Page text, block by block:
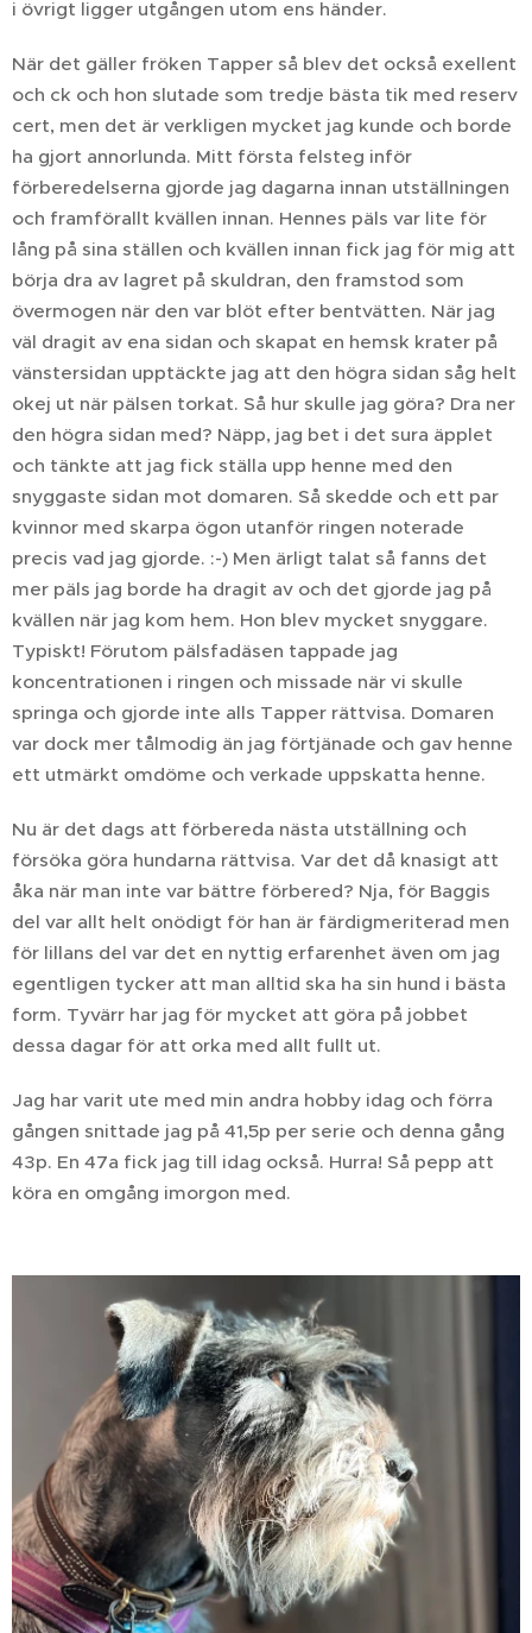
i övrigt ligger utgången utom ens händer.
När det gäller fröken Tapper så blev det också exellent
och ck och hon slutade som tredje bästa tik med reserv
cert, men det är verkligen mycket jag kunde och borde
ha gjort annorlunda. Mitt första felsteg inför
förberedelserna gjorde jag dagarna innan utställningen
och framförallt kvällen innan. Hennes päls var lite för
lång på sina ställen och kvällen innan fick jag för mig att
börja dra av lagret på skuldran, den framstod som
övermogen när den var blöt efter bentvätten. När jag
väl dragit av ena sidan och skapat en hemsk krater på
vänstersidan upptäckte jag att den högra sidan såg helt
okej ut när pälsen torkat. Så hur skulle jag göra? Dra ner
den högra sidan med? Näpp, jag bet i det sura äpplet
och tänkte att jag fick ställa upp henne med den
snyggaste sidan mot domaren. Så skedde och ett par
kvinnor med skarpa ögon utanför ringen noterade
precis vad jag gjorde. :-) Men ärligt talat så fanns det
mer päls jag borde ha dragit av och det gjorde jag på
kvällen när jag kom hem. Hon blev mycket snyggare.
Typiskt! Förutom pälsfadäsen tappade jag
koncentrationen i ringen och missade när vi skulle
springa och gjorde inte alls Tapper rättvisa. Domaren
var dock mer tålmodig än jag förtjänade och gav henne
ett utmärkt omdöme och verkade uppskatta henne.
Nu är det dags att förbereda nästa utställning och
försöka göra hundarna rättvisa. Var det då knasigt att
åka när man inte var bättre förbered? Nja, för Baggis
del var allt helt onödigt för han är färdigmeriterad men
för lillans del var det en nyttig erfarenhet även om jag
egentligen tycker att man alltid ska ha sin hund i bästa
form. Tyvärr har jag för mycket att göra på jobbet
dessa dagar för att orka med allt fullt ut.
Jag har varit ute med min andra hobby idag och förra
gången snittade jag på 41,5p per serie och denna gång
43p. En 47a fick jag till idag också. Hurra! Så pepp att
köra en omgång imorgon med.